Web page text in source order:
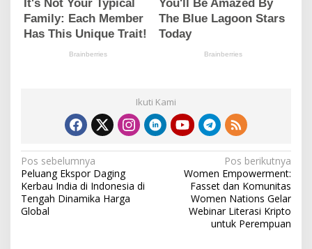
Ikuti Kami
N
a
v
i
Pos sebelumnya
Peluang Ekspor Daging
Kerbau India di Indonesia di
Tengah Dinamika Harga
Global
Pos berikutnya
Women Empowerment:
Fasset dan Komunitas
Women Nations Gelar
Webinar Literasi Kripto
untuk Perempuan